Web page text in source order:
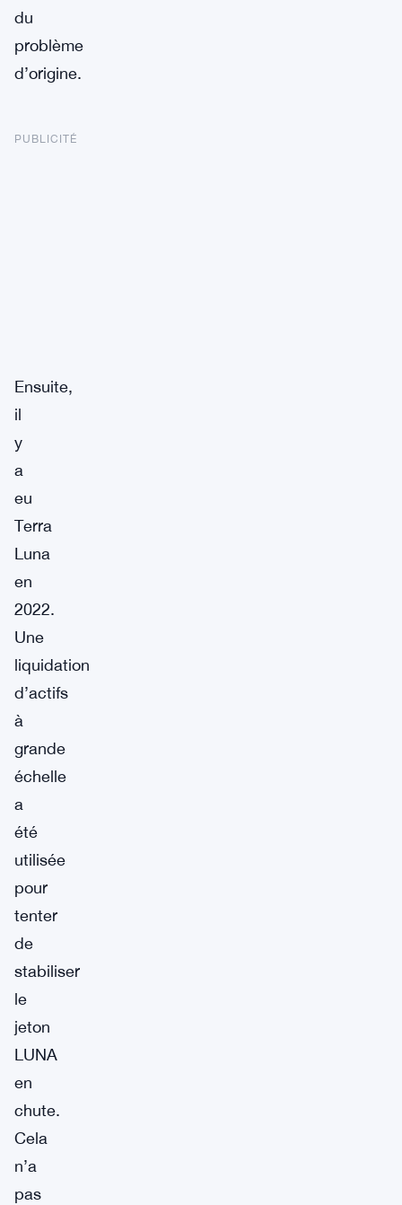
du
problème
d’origine.
PUBLICITÉ
Ensuite,
il
y
a
eu
Terra
Luna
en
2022.
Une
liquidation
d’actifs
à
grande
échelle
a
été
utilisée
pour
tenter
de
stabiliser
le
jeton
LUNA
en
chute.
Cela
n’a
pas